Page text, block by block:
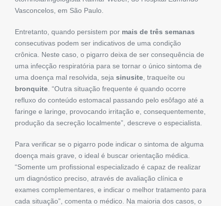
Vasconcelos, em São Paulo.
Entretanto, quando persistem por mais de três semanas
consecutivas podem ser indicativos de uma condição
crônica. Neste caso, o pigarro deixa de ser consequência de
uma infecção respiratória para se tornar o único sintoma de
uma doença mal resolvida, seja sinusite, traqueíte ou
bronquite. “Outra situação frequente é quando ocorre
refluxo do conteúdo estomacal passando pelo esôfago até a
faringe e laringe, provocando irritação e, consequentemente,
produção da secreção localmente”, descreve o especialista.
Para verificar se o pigarro pode indicar o sintoma de alguma
doença mais grave, o ideal é buscar orientação médica.
“Somente um profissional especializado é capaz de realizar
um diagnóstico preciso, através de avaliação clínica e
exames complementares, e indicar o melhor tratamento para
cada situação”, comenta o médico. Na maioria dos casos, o